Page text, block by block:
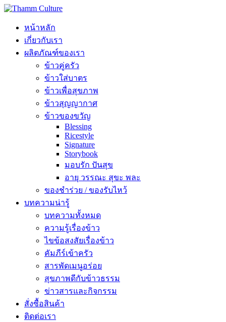
หน้าหลัก
เกี่ยวกับเรา
ผลิตภัณฑ์ของเรา
ข้าวคู่ครัว
ข้าวใส่บาตร
ข้าวเพื่อสุขภาพ
ข้าวสุญญากาศ
ข้าวของขวัญ
Blessing
Ricestyle
Signature
Storybook
มอบรัก ปันสุข
อายุ วรรณะ สุขะ พละ
ของชำร่วย / ของรับไหว้
บทความน่ารู้
บทความทั้งหมด
ความรู้เรื่องข้าว
ไขข้อสงสัยเรื่องข้าว
คัมภีร์เข้าครัว
สารพัดเมนูอร่อย
สุขภาพดีกับข้าวธรรม
ข่าวสารและกิจกรรม
สั่งซื้อสินค้า
ติดต่อเรา